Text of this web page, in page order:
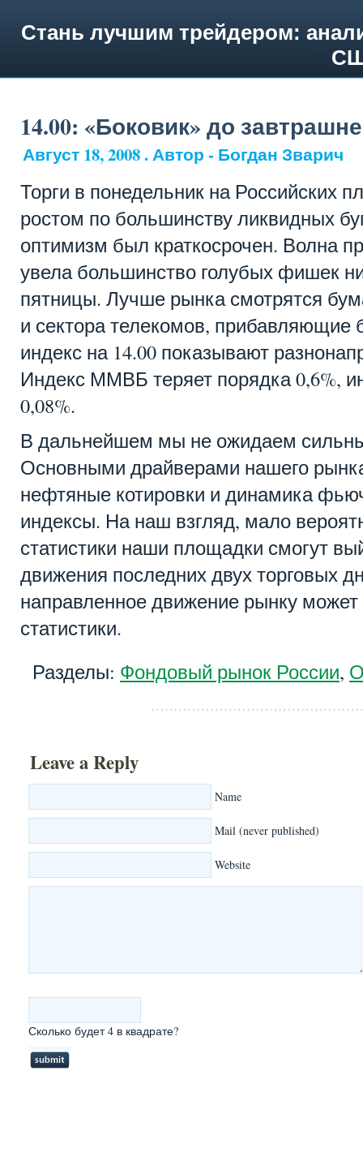
Стань лучшим трейдером:
14.00: «Боковик» до
Август 18, 2008 . Автор - Богдан Зварич
Торги в понедельник на Российских
ростом по большинству ликвидных
оптимизм был краткосрочен. Волна
увела большинство голубых фишек
пятницы. Лучше рынка смотрятся
и сектора телекомов, прибавляющие
индекс на 14.00 показывают
Индекс ММВБ теряет порядка 0,6%,
0,08%.
В дальнейшем мы не ожидаем
Основными драйверами нашего
нефтяные котировки и динамика
индексы. На наш взгляд, мало
статистики наши площадки смогут
движения последних двух торговых
направленное движение рынку
статистики.
Разделы: Фондовый рынок России,
Leave a Reply
Name
Mail (never published)
Website
Сколько будет 4 в квадрате?